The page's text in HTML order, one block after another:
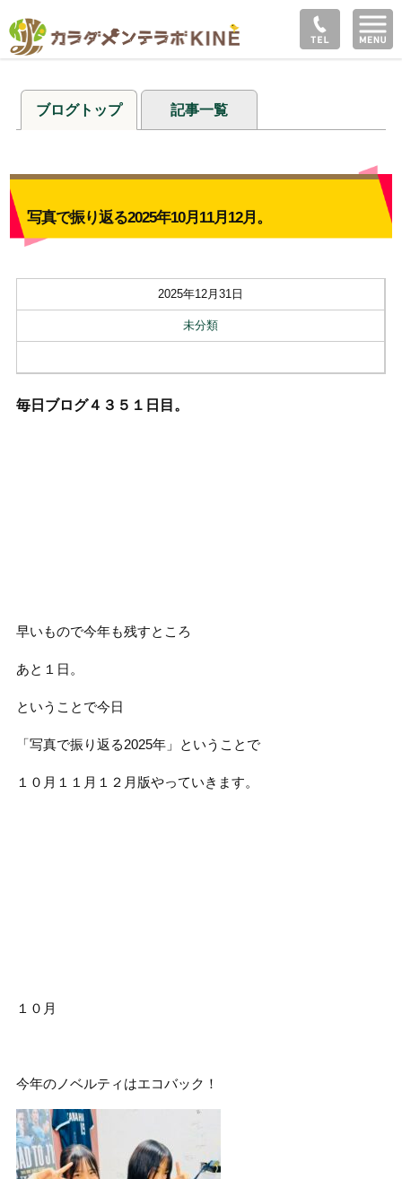
ブログトップ 記事一覧
写真で振り返る2025年10月11月12月。
2025年12月31日
未分類
毎日ブログ４３５１ 日目。
早いもので今年も残すところ
あと１日。
ということで今日
「写真で振り返る2025年」ということで
１０月１１月１２月版やっていきます。
１０月
今年のノベルティはエコバック！